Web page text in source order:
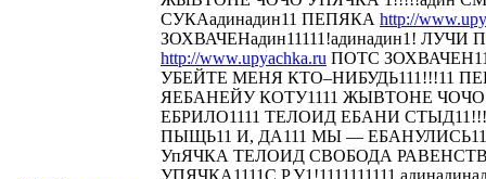
СУКАадинадин11 ПЕПЯКА http://
ЗОХВАЧЕНадин11111!адинадин1! ЛУЧИ
http://www.upyachka.ru ПОТС
УБЕЙТЕ МЕНЯ КТО–НИБУДЬ111!!!11
ЯЕБАНЕЙУ КОТУ1111 ЖЫВТОНЕ ЧОЧО
ЕБРИЛО1111 ТЕЛОИД ЕБАНИ СТЫД11!!!
ПЫЩЬ11 И, ДА111 МЫ —
УпЯЧКА ТЕЛОИД СВОБОДА
УПЯЧКА1111С.Р.У1!1111111111